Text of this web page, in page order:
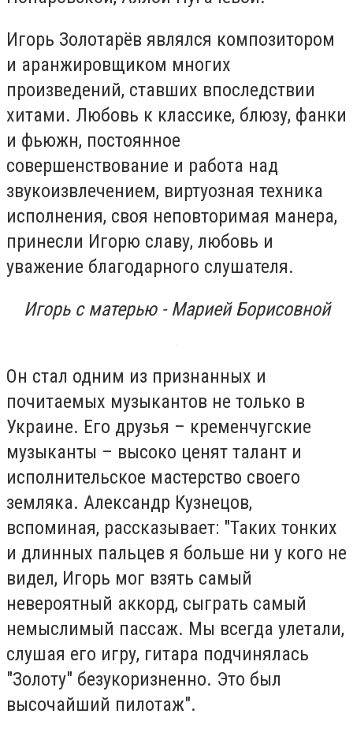
Игорь Золотарёв являлся композитором
и аранжировщиком многих
произведений, ставших впоследствии
хитами. Любовь к классике, блюзу, фанки
и фьюжн, постоянное
совершенствование и работа над
звукоизвлечением, виртуозная техника
исполнения, своя неповторимая манера,
принесли Игорю славу, любовь и
уважение благодарного слушателя.
Игорь с матерью - Марией Борисовной
Он стал одним из признанных и
почитаемых музыкантов не только в
Украине. Его друзья – кременчугские
музыканты – высоко ценят талант и
исполнительское мастерство своего
земляка. Александр Кузнецов,
вспоминая, рассказывает: "Таких тонких
и длинных пальцев я больше ни у кого не
видел, Игорь мог взять самый
невероятный аккорд, сыграть самый
немыслимый пассаж. Мы всегда улетали,
слушая его игру, гитара подчинялась
"Золоту" безукоризненно. Это был
высочайший пилотаж".